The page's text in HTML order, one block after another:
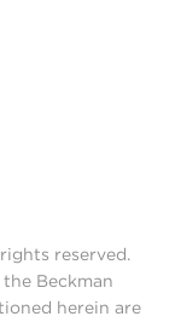
reserved.
Beckman
herein are